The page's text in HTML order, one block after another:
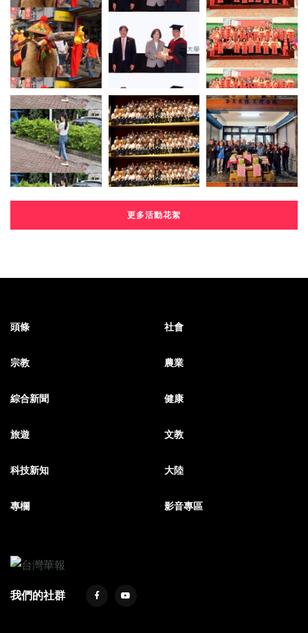
更多活動花絮
頭條 社會
宗教 農業
綜合新聞 健康
旅遊 文教
科技新知 大陸
專欄 影音專區
我們的社群